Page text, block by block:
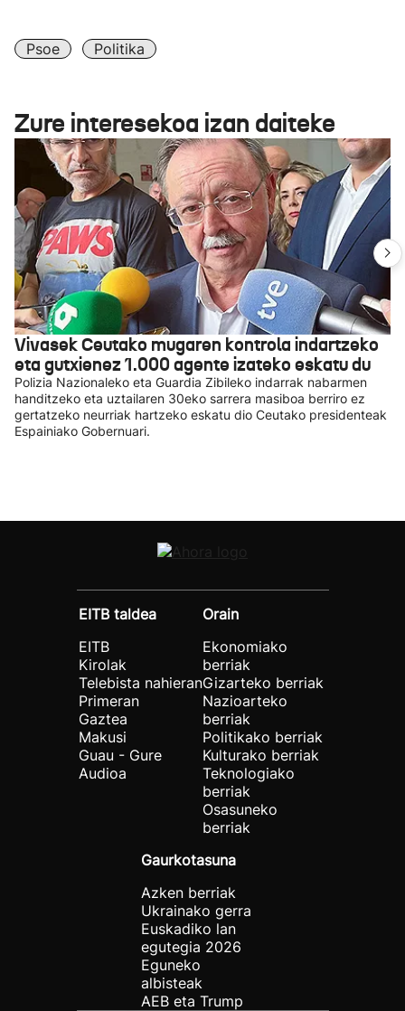
Psoe Politika
Zure interesekoa izan daiteke
Vivasek Ceutako mugaren kontrola indartzeko
eta gutxienez 1.000 agente izateko eskatu du
Polizia Nazionaleko eta Guardia Zibileko indarrak nabarmen
handitzeko eta uztailaren 30eko sarrera masiboa berriro ez
gertatzeko neurriak hartzeko eskatu dio Ceutako presidenteak
Espainiako Gobernuari.
EITB taldea
EITB
Kirolak
Telebista nahieran
Primeran
Gaztea
Makusi
Guau - Gure
Audioa
Orain
Ekonomiako
berriak
Gizarteko berriak
Nazioarteko
berriak
Politikako berriak
Kulturako berriak
Teknologiako
berriak
Osasuneko
berriak
Gaurkotasuna
Azken berriak
Ukrainako gerra
Euskadiko lan
egutegia 2026
Eguneko
albisteak
AEB eta Trump